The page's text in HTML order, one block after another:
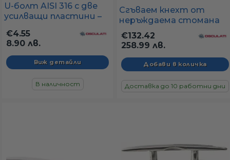
U-болт AISI 316 с две
усилващи пластини –
(дължина 80–155 мм)
€4.55
8.90 лв.
Виж детайли
В наличност
Сгъваем кнехт от
неръждаема стомана
203 мм (нископрофилен
палубен кнехт)
€132.42
258.99 лв.
Доставка до 10 работни дни